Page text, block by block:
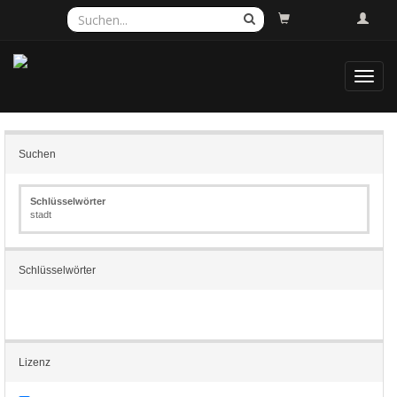
Suchen
Schlüsselwörter
stadt
Schlüsselwörter
Lizenz